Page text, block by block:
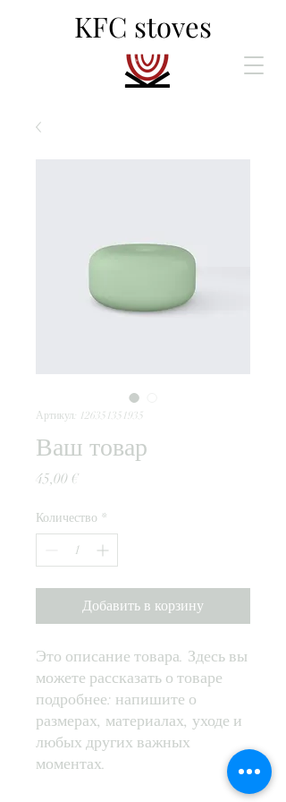
KFC stoves
Артикул: 126351351935
Ваш товар
45,00 €Цена
Количество *
Добавить в корзину
Это описание товара. Здесь вы
можете рассказать о товаре
подробнее: напишите о
размерах, материалах, уходе и
любых других важных
моментах.